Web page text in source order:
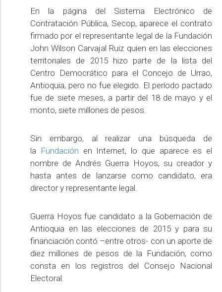
En la página del Sistema Electrónico de
Contratación Pública, Secop, aparece el contrato
firmado por el representante legal de la Fundación
John Wilson Carvajal Ruiz quien en las elecciones
territoriales de 2015 hizo parte de la lista del
Centro Democrático para el Concejo de Urrao,
Antioquia, pero no fue elegido. El período pactado
fue de siete meses, a partir del 18 de mayo y el
monto, siete millones de pesos.
Sin embargo, al realizar una búsqueda de
la Fundación en Internet, lo que aparece es el
nombre de Andrés Guerra Hoyos, su creador y
hasta antes de lanzarse como candidato, era
director y representante legal.
Guerra Hoyos fue candidato a la Gobernación de
Antioquia en las elecciones de 2015 y para su
financiación contó –entre otros- con un aporte de
diez millones de pesos de la Fundación, como
consta en los registros del Consejo Nacional
Electoral.